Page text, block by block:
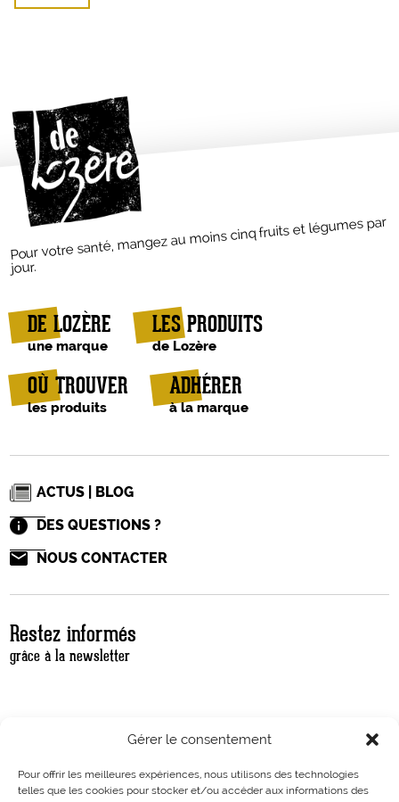
Gérer le consentement
Pour offrir les meilleures expériences, nous utilisons des technologies
telles que les cookies pour stocker et/ou accéder aux informations des
Pour votre santé, mangez au moins cinq fruits et légumes par
jour.
DE LOZÈRE
une marque
LES PRODUITS
de Lozère
OÙ TROUVER
les produits
ADHÉRER
à la marque
ACTUS | BLOG
DES QUESTIONS ?
NOUS CONTACTER
Restez informés
grâce à la newsletter